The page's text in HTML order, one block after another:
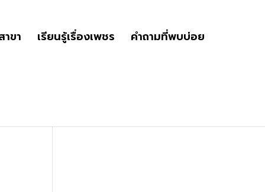
ขา เรียนรู้เรื่องเพชร คำถามที่พบบ่อย